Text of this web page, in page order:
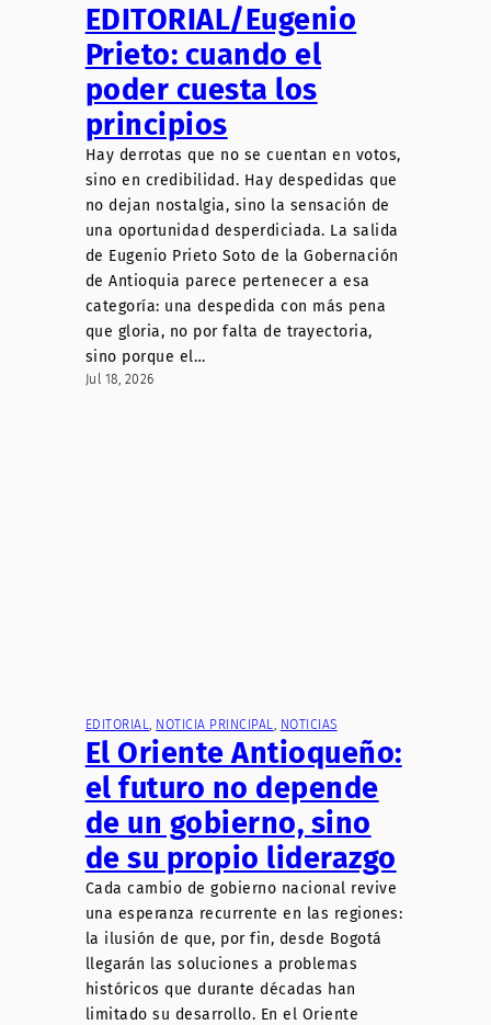
EDITORIAL/Eugenio
Prieto: cuando el
poder cuesta los
principios
Hay derrotas que no se cuentan en votos,
sino en credibilidad. Hay despedidas que
no dejan nostalgia, sino la sensación de
una oportunidad desperdiciada. La salida
de Eugenio Prieto Soto de la Gobernación
de Antioquia parece pertenecer a esa
categoría: una despedida con más pena
que gloria, no por falta de trayectoria,
sino porque el…
Jul 18, 2026
EDITORIAL, NOTICIA PRINCIPAL, NOTICIAS
El Oriente Antioqueño:
el futuro no depende
de un gobierno, sino
de su propio liderazgo
Cada cambio de gobierno nacional revive
una esperanza recurrente en las regiones:
la ilusión de que, por fin, desde Bogotá
llegarán las soluciones a problemas
históricos que durante décadas han
limitado su desarrollo. En el Oriente